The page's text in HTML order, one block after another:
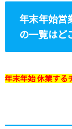
年末年始営
の一覧はど
年末年始 休業する